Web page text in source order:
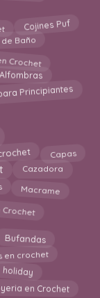
Cojines Puf
Baño
Crochet
Alfombras
Principiantes
Capas
Cazadora
Macrame
Bufandas
en crochet
holiday
en Crochet